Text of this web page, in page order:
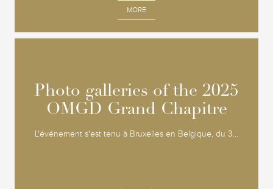
MORE
Photo galleries of the 2025
OMGD Grand Chapitre
L'événement s'est tenu à Bruxelles en Belgique, du 3...
Photo galleries of the 2025
OMGD Grand Chapitre